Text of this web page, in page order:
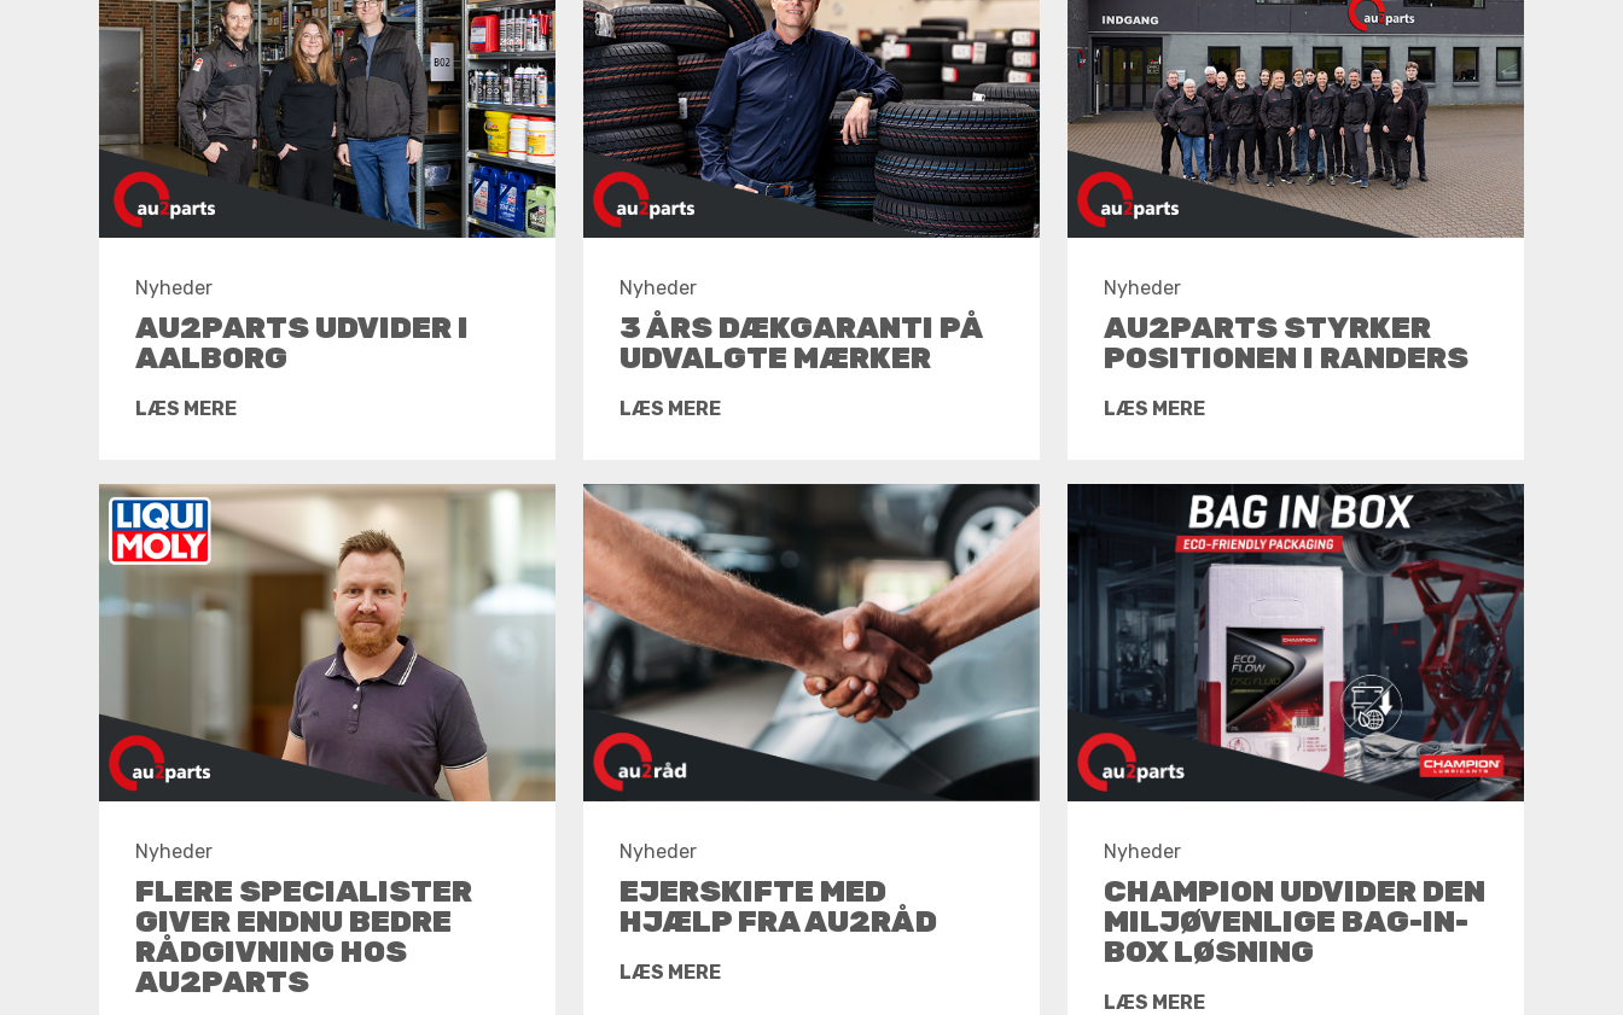
Nyheder
AU2PARTS UDVIDER I
AALBORG
LÆS MERE
Nyheder
3 ÅRS DÆKGARANTI PÅ
UDVALGTE MÆRKER
LÆS MERE
Nyheder
AU2PARTS STYRKER
POSITIONEN I RANDERS
LÆS MERE
Nyheder
FLERE SPECIALISTER
GIVER ENDNU BEDRE
RÅDGIVNING HOS
AU2PARTS
Nyheder
EJERSKIFTE MED
HJÆLP FRA AU2RÅD
LÆS MERE
Nyheder
CHAMPION UDVIDER DEN
MILJØVENLIGE BAG-IN-
BOX LØSNING
LÆS MERE